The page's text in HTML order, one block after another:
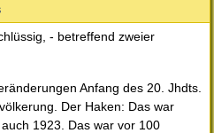
- betreffend zweier
Anfang des 20. Jhdts.
Der Haken: Das war
1923. Das war vor 100